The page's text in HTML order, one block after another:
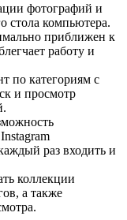
фотографий и
стола компьютера.
приближен к
работу и
по категориям с
и просмотр
раз входить и
коллекции
а также